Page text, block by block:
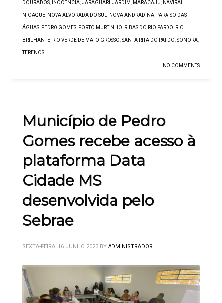
DOURADOS, INOCÊNCIA,JARAGUARI ,JARDIM , MARACAJU, NAVIRAÍ ,
NIOAQUE, NOVA ALVORADA DO SUL, NOVA ANDRADINA, PARAÍSO DAS
ÁGUAS, PEDRO GOMES, PORTO MURTINHO, RIBAS DO RIO PARDO, RIO
BRILHANTE, RIO VERDE DE MATO GROSSO,SANTA RITA DO PARDO,SONORA,
TERENOS
NO COMMENTS
Município de Pedro
Gomes recebe acesso à
plataforma Data
Cidade MS
desenvolvida pelo
Sebrae
SEXTA-FEIRA, 16 JUNHO 2023 BY ADMINISTRADOR